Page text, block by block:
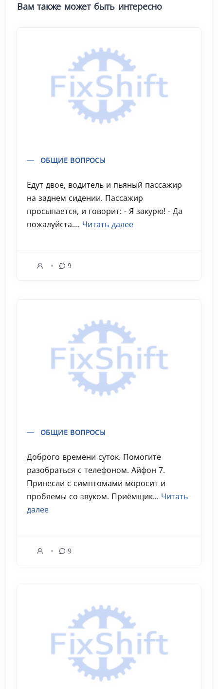
Вам также может быть интересно
ОБЩИЕ ВОПРОСЫ
Едут двое, водитель и пьяный пассажир
на заднем сидении. Пассажир
просыпается, и говорит: - Я закурю! - Да
пожалуйста.... Читать далее
9
ОБЩИЕ ВОПРОСЫ
Доброго времени суток. Помогите
разобраться с телефоном. Айфон 7.
Принесли с симптомами моросит и
проблемы со звуком. Приёмщик... Читать
далее
9